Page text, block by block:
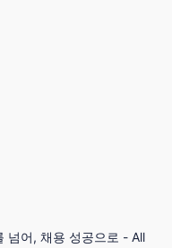
넘어, 채용 성공으로 - All